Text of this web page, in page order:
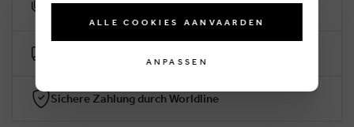
10% Treuerabatt
Sichere Zahlung durch Worldline
ALLE COOKIES AANVAARDEN
ANPASSEN